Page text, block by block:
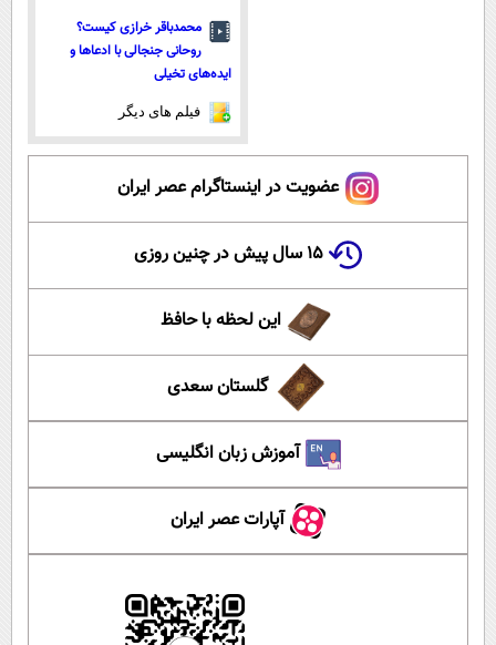
محمدباقر خرازی کیست؟
روحانی جنجالی با ادعاها و
ایده‌های تخیلی
فیلم های دیگر
عضویت در اینستاگرام عصر ایران
۱۵ سال پیش در چنین روزی
این لحظه با حافظ
گلستان سعدی
آموزش زبان انگلیسی
آپارات عصر ایران